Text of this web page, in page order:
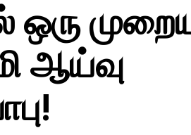
ஆய்வு